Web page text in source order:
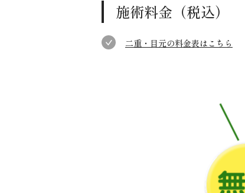
施術料金（税込）
二重・目元の料金表はこちら